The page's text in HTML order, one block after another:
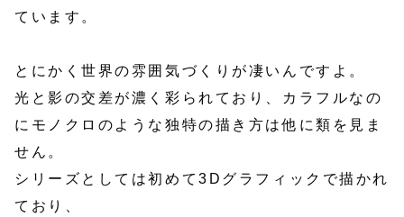
ています。
とにかく世界の雰囲気づくりが凄いんですよ。
光と影の交差が濃く彩られており、カラフルなの
にモノクロのような独特の描き方は他に類を見ま
せん。
シリーズとしては初めて3Dグラフィックで描かれ
ており、